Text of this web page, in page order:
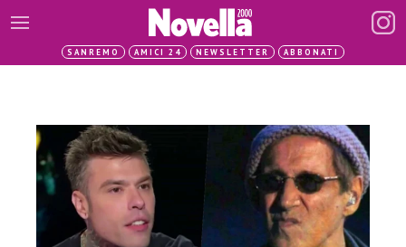
SANREMO AMICI 24 NEWSLETTER ABBONATI